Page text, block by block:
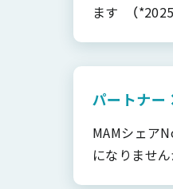
ます （
パートナー
MAMシェア
になりませ